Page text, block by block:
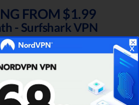
FROM $1.99
- Surfshark VPN
friendly, top-rated VPN
coupon lets you get top-tier
per month. Don't miss this
Surfshark offer!
x